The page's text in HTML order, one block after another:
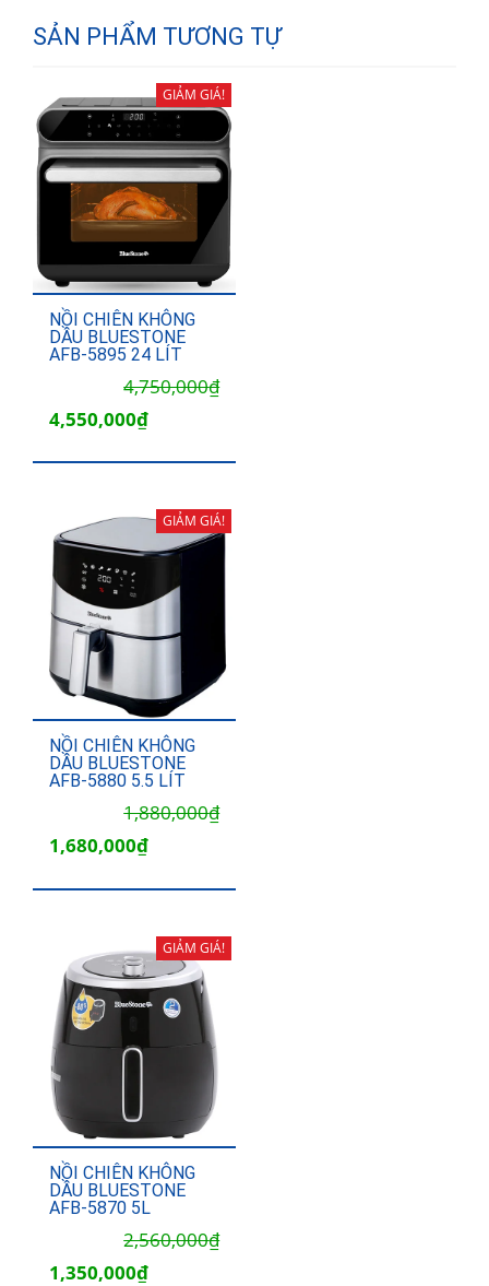
SẢN PHẨM TƯƠNG TỰ
GIẢM GIÁ!
NỒI CHIÊN KHÔNG
DẦU BLUESTONE
AFB-5895 24 LÍT
4,750,000₫
gốc
4,550,000₫
hiện
4,550,000₫. GIẢM GIÁ!
NỒI CHIÊN KHÔNG
DẦU BLUESTONE
AFB-5880 5.5 LÍT
1,880,000₫
gốc
1,680,000₫
hiện
GIẢM GIÁ!
NỒI CHIÊN KHÔNG
DẦU BLUESTONE
AFB-5870 5L
2,560,000₫
gốc
1,350,000₫
hiện